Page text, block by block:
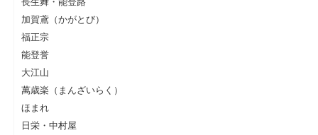
加賀鳶（かがとび）
福正宗
能登誉
大江山
萬歳楽（まんざいらく）
ほまれ
日栄・中村屋